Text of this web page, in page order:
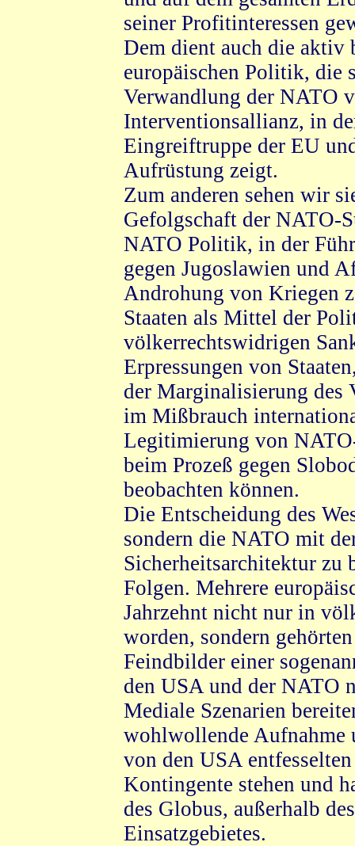
seiner Profitinteressen
Dem dient auch die
europäischen Politik, die
Verwandlung der NATO
Interventionsallianz, in
Eingreiftruppe der EU
Aufrüstung zeigt.
Zum anderen sehen wir
Gefolgschaft der NATO-
NATO Politik, in der
gegen Jugoslawien und
Androhung von Kriegen
Staaten als Mittel der
völkerrechtswidrigen
Erpressungen von
der Marginalisierung des
im Mißbrauch
Legitimierung von
beim Prozeß gegen
beobachten können.
Die Entscheidung des
sondern die NATO mit
Sicherheitsarchitektur zu
Folgen. Mehrere
Jahrzehnt nicht nur in
worden, sondern
Feindbilder einer
den USA und der NATO
Mediale Szenarien
wohlwollende Aufnahme
von den USA
Kontingente stehen und
des Globus, außerhalb
Einsatzgebietes.